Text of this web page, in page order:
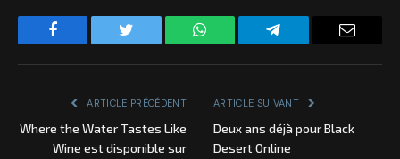
Facebook Twitter WhatsApp Telegram
ARTICLE PRÉCÉDENT
Where the Water Tastes Like
Wine est disponible sur
ARTICLE SUIVANT
Deux ans déjà pour Black
Desert Online